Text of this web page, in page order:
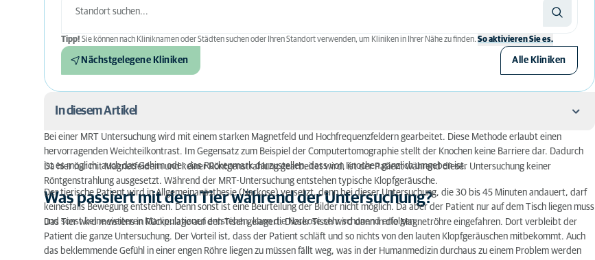
Tipp! Sie können nach Kliniknamen oder Städten suchen oder Ihren Standort verwenden, um Kliniken in Ihrer Nähe zu finden. So aktivieren Sie es.
Nächstgelegene Kliniken Alle Kliniken
In diesem Artikel
Was passiert mit dem Tier während der Untersuchung?
Vorbereitung für eine MRT Untersuchung
Was kann mit einer MRT Untersuchung untersucht werden?
Bei einer MRT Untersuchung wird mit einem starken Magnetfeld und Hochfrequenzfeldern gearbeitet. Diese Methode erlaubt einen
hervorragenden Weichteilkontrast. Im Gegensatz zum Beispiel der Computertomographie stellt der Knochen keine Barriere dar. Dadurch
ist es möglich, auch das Gehirn oder das Rückenmark darzustellen, dass von Knochen gänzlich umgeben ist.
Da hier nur mit Magnetfeldern und keiner Röntgenstrahlung gearbeitet wird, ist der Patient während dieser Untersuchung keiner
Röntgenstrahlung ausgesetzt. Während der MRT-Untersuchung entstehen typische Klopfgeräusche.
Was passiert mit dem Tier während der Untersuchung?
Der tierische Patient wird in Allgemeinanästhesie (Narkose) versetzt, denn bei dieser Untersuchung, die 30 bis 45 Minuten andauert, darf
keinesfalls Bewegung entstehen. Denn sonst ist eine Beurteilung der Bilder nicht möglich. Da aber der Patient nur auf dem Tisch liegen muss
und sonst keine weiteren Manipulationen entstehen, kann die Narkose sehr schonend erfolgen.
Das Tier wird meistens in Rückenlage auf den Tisch gelagert. Dieser Tisch wird dann in die Magnetröhre eingefahren. Dort verbleibt der
Patient die ganze Untersuchung. Der Vorteil ist, dass der Patient schläft und so nichts von den lauten Klopfgeräuschen mitbekommt. Auch
das beklemmende Gefühl in einer engen Röhre liegen zu müssen fällt weg, was in der Humanmedizin durchaus zu einem Problem werden